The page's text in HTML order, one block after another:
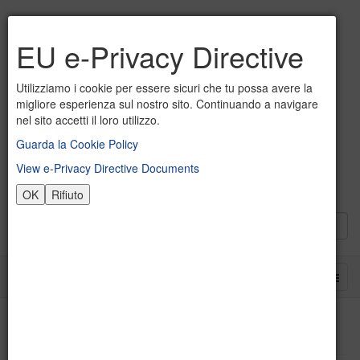
EU e-Privacy Directive
Utilizziamo i cookie per essere sicuri che tu possa avere la
migliore esperienza sul nostro sito. Continuando a navigare
nel sito accetti il loro utilizzo.
Guarda la Cookie Policy
View e-Privacy Directive Documents
OK
Rifiuto